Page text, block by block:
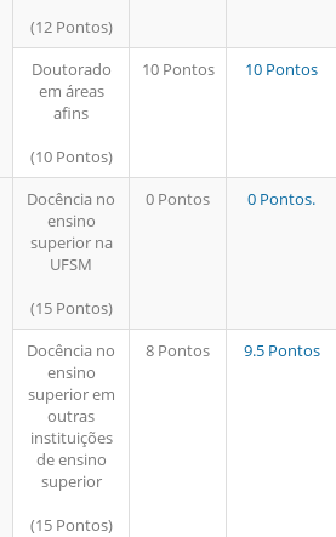
(12 Pontos)
Doutorado
em áreas
afins
(10 Pontos)
10 Pontos 10 Pontos
Docência no
ensino
superior na
UFSM
(15 Pontos)
0 Pontos 0 Pontos.
Docência no
ensino
superior em
outras
instituições
de ensino
superior
(15 Pontos)
8 Pontos 9.5 Pontos